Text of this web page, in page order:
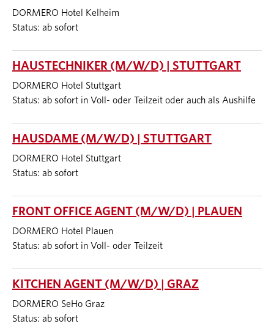
DORMERO Hotel Kelheim
Status: ab sofort
HAUSTECHNIKER (M/W/D) | STUTTGART
DORMERO Hotel Stuttgart
Status: ab sofort in Voll- oder Teilzeit oder auch als Aushilfe
HAUSDAME (M/W/D) | STUTTGART
DORMERO Hotel Stuttgart
Status: ab sofort
FRONT OFFICE AGENT (M/W/D) | PLAUEN
DORMERO Hotel Plauen
Status: ab sofort in Voll- oder Teilzeit
KITCHEN AGENT (M/W/D) | GRAZ
DORMERO SeHo Graz
Status: ab sofort